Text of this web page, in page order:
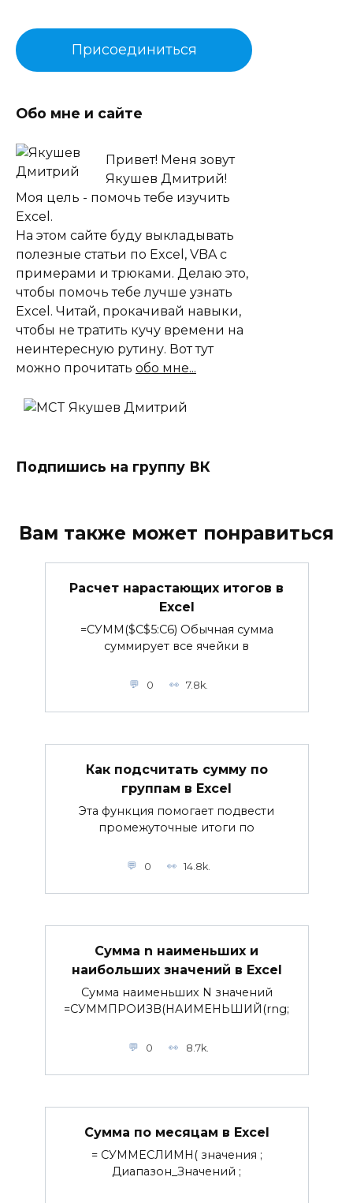
Присоединиться
Обо мне и сайте
Привет! Меня зовут
Якушев Дмитрий!
Моя цель - помочь тебе изучить
Excel.
На этом сайте буду выкладывать
полезные статьи по Excel, VBA с
примерами и трюками. Делаю это,
чтобы помочь тебе лучше узнать
Excel. Читай, прокачивай навыки,
чтобы не тратить кучу времени на
неинтересную рутину. Вот тут
можно прочитать обо мне...
Подпишись на группу ВК
Вам также может понравиться
Расчет нарастающих итогов в
Excel
=СУММ($C$5:C6) Обычная сумма
суммирует все ячейки в
0 7.8k.
Как подсчитать сумму по
группам в Excel
Эта функция помогает подвести
промежуточные итоги по
0 14.8k.
Сумма n наименьших и
наибольших значений в Excel
Сумма наименьших N значений
=СУММПРОИЗВ(НАИМЕНЬШИЙ(rng;
0 8.7k.
Сумма по месяцам в Excel
= СУММЕСЛИМН( значения ;
Диапазон_Значений ;